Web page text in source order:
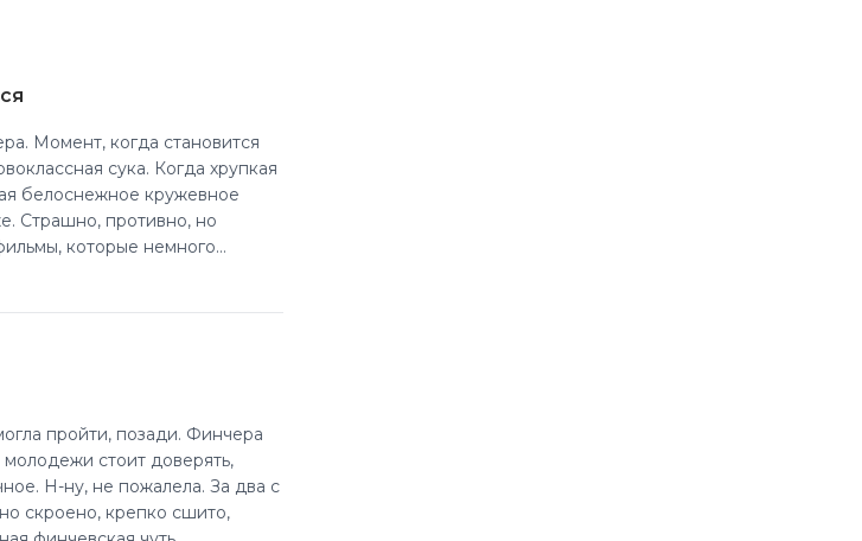
Момент, когда становится
Страшно, противно, но
которые немного
чем в “будни”. Тут же
обоих. И тут же
такие. Просто играют не
пройти, позади. Финчера
стоит доверять,
Н-ну, не пожалела. За два с
скроено, крепко сшито,